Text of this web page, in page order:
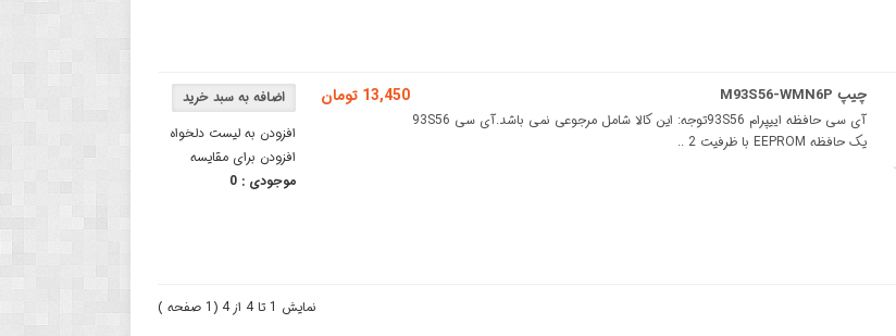
افزودن به لیست دلخواه
افزودن برای مقایسه
موجودی :0
13,450 تومان چیپ M93S56-WMN6P
آی سی حافظه اییپرام 93S56توجه: این کالا شامل مرجوعی نمی باشد.آی سی 93S56
یک حافظه EEPROM با ظرفیت 2 ..
نمایش 1 تا 4 از 4 (1 صفحه )